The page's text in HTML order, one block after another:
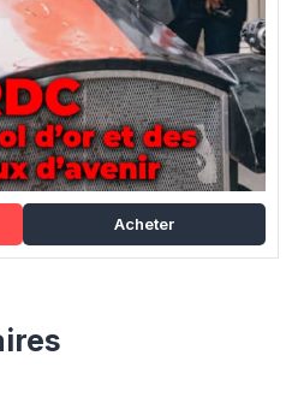
Acheter